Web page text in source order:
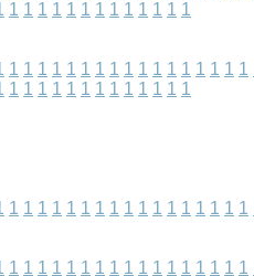
1 1 1 1 1 1 1 1 1 1 1 1 1
1 1 1 1 1 1 1 1 1 1 1 1 1 1 1 1 1
1 1 1 1 1 1 1 1 1 1 1 1 1
1 1 1 1 1 1 1 1 1 1 1 1 1 1 1 1 1
1 1 1 1 1 1 1 1 1 1 1 1 1 1 1 1 1